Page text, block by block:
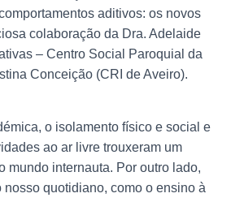
aditivos: os novos
colaboração da Dra. Adelaide
– Centro Social Paroquial da
Conceição (CRI de Aveiro).
o isolamento físico e social e
ao ar livre trouxeram um
mundo internauta. Por outro lado,
nosso quotidiano, como o ensino à